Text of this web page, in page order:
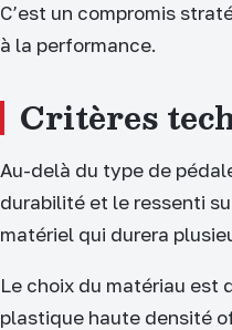
C’est un compromis
à la performance.
Critères
Au-delà du type de
durabilité et le ressenti
matériel qui durera
Le choix du matériau est
plastique haute densité